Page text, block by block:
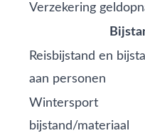
Verzekering
Reisbijstand en
aan personen
Wintersport
bijstand/materiaal